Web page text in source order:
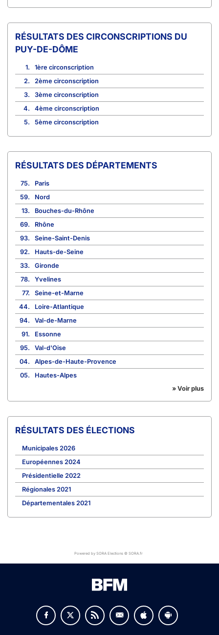
CIRCONSCRIPTIONS DU
PUY-DE-DÔME
1.
1ère circonscription
2.
2ème circonscription
3.
3ème circonscription
4.
4ème circonscription
5.
5ème circonscription
RÉSULTATS DES DÉPARTEMENTS
75.
Paris
59.
Nord
13.
Bouches-du-Rhône
69.
Rhône
93.
Seine-Saint-Denis
92.
Hauts-de-Seine
33.
Gironde
78.
Yvelines
77.
Seine-et-Marne
44.
Loire-Atlantique
94.
Val-de-Marne
91.
Essonne
95.
Val-d'Oise
04.
Alpes-de-Haute-Provence
05.
Hautes-Alpes
» Voir plus
RÉSULTATS DES ÉLECTIONS
Municipales 2026
Européennes 2024
Présidentielle 2022
Régionales 2021
Départementales 2021
Powered by SORA Elections © SORA.fr